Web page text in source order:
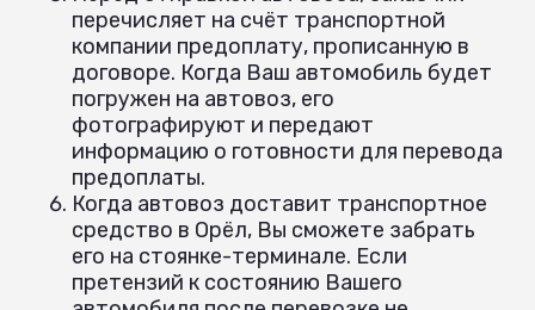
перечисляет на счёт транспортной
компании предоплату, прописанную в
договоре. Когда Ваш автомобиль будет
погружен на автовоз, его
фотографируют и передают
информацию о готовности для перевода
предоплаты.
Когда автовоз доставит транспортное
средство в Орёл, Вы сможете забрать
его на стоянке-терминале. Если
претензий к состоянию Вашего